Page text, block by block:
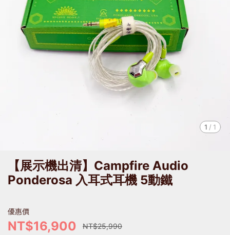
1 / 1
【展示機出清】Campfire Audio
Ponderosa 入耳式耳機 5動鐵
優惠價
NT$16,900 NT$25,990